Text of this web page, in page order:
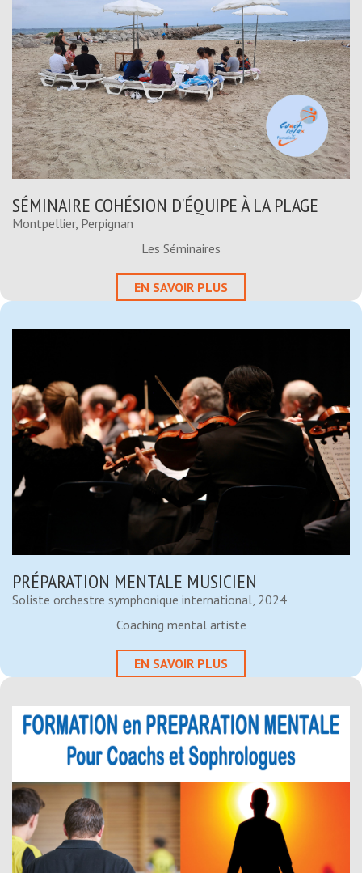
SÉMINAIRE COHÉSION D'ÉQUIPE À LA PLAGE
Montpellier, Perpignan
Les Séminaires
EN SAVOIR PLUS
PRÉPARATION MENTALE MUSICIEN
Soliste orchestre symphonique international, 2024
Coaching mental artiste
EN SAVOIR PLUS